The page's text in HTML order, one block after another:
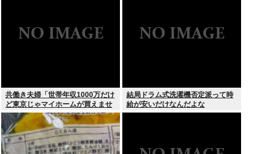
共働き夫婦「世帯年収1000万だけ
ど東京じゃマイホームが買えませ
ん 」
結局ドラム式洗濯機否定派って時
給が安いだけなんだよな